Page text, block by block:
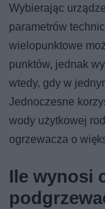
Wybierając
parametrów
wielopunktowe
punktów, jednak
wtedy, gdy w
Jednoczesne
wody użytkowej
ogrzewacza o
Ile wynosi